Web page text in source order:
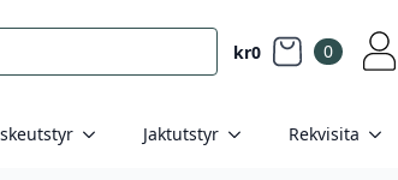
kr0 0
Jaktutstyr Rekvisita